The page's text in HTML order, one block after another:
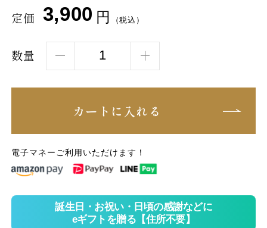
定価 3,900 円 （税込）
数量
カートに入れる
電子マネーご利用いただけます！